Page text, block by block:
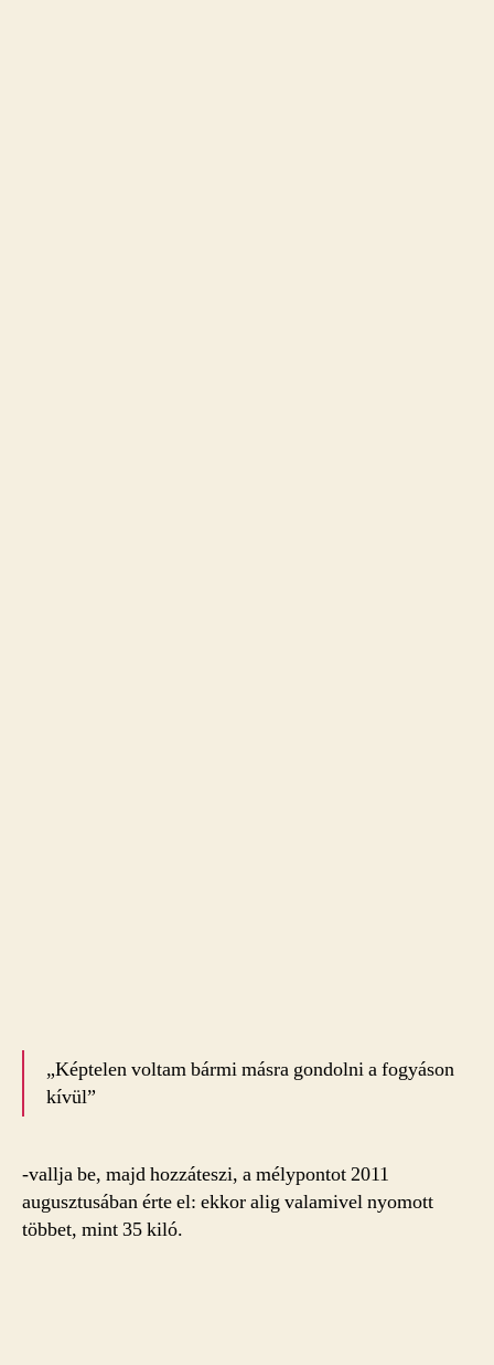
„Képtelen voltam bármi másra gondolni a fogyáson
kívül”
-vallja be, majd hozzáteszi, a mélypontot 2011
augusztusában érte el: ekkor alig valamivel nyomott
többet, mint 35 kiló.